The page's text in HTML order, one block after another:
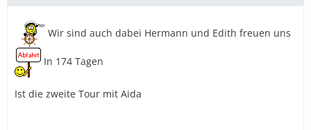
Wir sind auch dabei Hermann und Edith freuen uns
In 174 Tagen
Ist die zweite Tour mit Aida